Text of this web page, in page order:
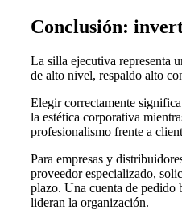
Conclusión:
La silla ejecutiva representa
de alto nivel, respaldo alto
Elegir correctamente
la estética corporativa
profesionalismo frente a
Para empresas y
proveedor especializado,
plazo. Una cuenta de pedido
lideran la organización.